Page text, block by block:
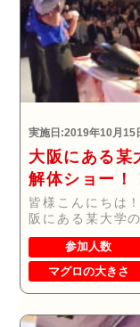
実施日:2019年10月15
大阪にある某
解体ショー！
皆様こんにちは
阪にある某大学
ーを...
参加人数
マグロの大きさ